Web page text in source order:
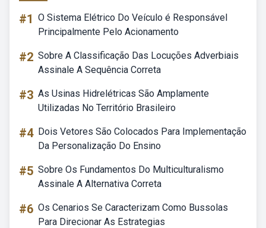
#1 O Sistema Elétrico Do Veículo é Responsável
Principalmente Pelo Acionamento
#2 Sobre A Classificação Das Locuções Adverbiais
Assinale A Sequência Correta
#3 As Usinas Hidrelétricas São Amplamente
Utilizadas No Território Brasileiro
#4 Dois Vetores São Colocados Para Implementação
Da Personalização Do Ensino
#5 Sobre Os Fundamentos Do Multiculturalismo
Assinale A Alternativa Correta
#6 Os Cenarios Se Caracterizam Como Bussolas
Para Direcionar As Estrategias